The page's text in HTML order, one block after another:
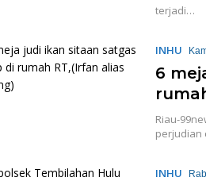
terjadi…
INHU
6
Riau-
perjudian
INHU